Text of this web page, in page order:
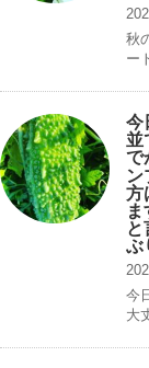
秋
ー
今
並
で
ン
方
と
ぶ
今
大